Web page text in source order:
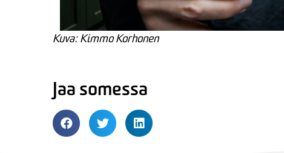
Kuva: Kimmo Korhonen
Jaa somessa